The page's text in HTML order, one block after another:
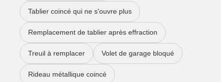
Tablier coincé qui ne s'ouvre plus
Remplacement de tablier après effraction
Treuil à remplacer Volet de garage bloqué
Rideau métallique coincé